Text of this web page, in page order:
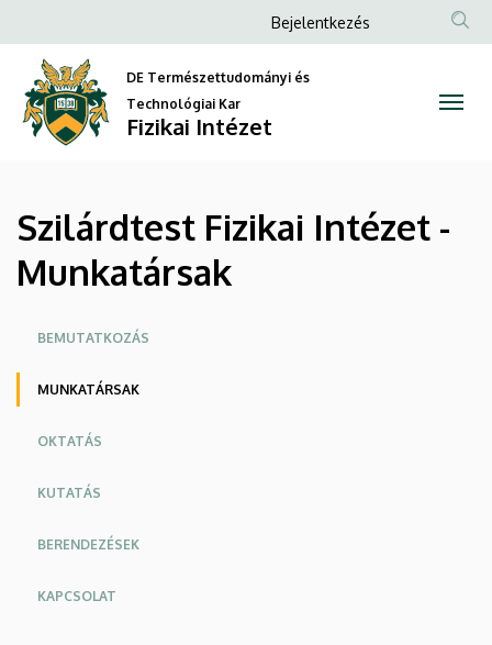
Fizikai
Intézet
Munkatársak
Fizikai
Intézet
a
tartalomra
Anonim
fiók
menüje
Bejelentkezés
DE Természettudományi és
Technológiai Kar
Fizikai Intézet
Szilárdtest Fizikai Intézet -
Munkatársak
Oldalmenü
BEMUTATKOZÁS
MUNKATÁRSAK
OKTATÁS
KUTATÁS
BERENDEZÉSEK
KAPCSOLAT